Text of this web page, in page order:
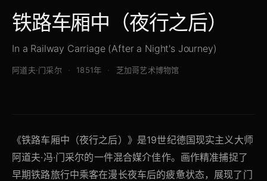
铁路车厢中（夜行之后）
In a Railway Carriage (After a Night's Journey)
阿道夫·门采尔 1851年 芝加哥艺术博物馆
《铁路车厢中（夜行之后）》是19世纪德国现实主义大师
阿道夫·冯·门采尔的一件混合媒介佳作。画作精准捕捉了
早期铁路旅行中乘客在漫长夜车后的疲惫状态，展现了门